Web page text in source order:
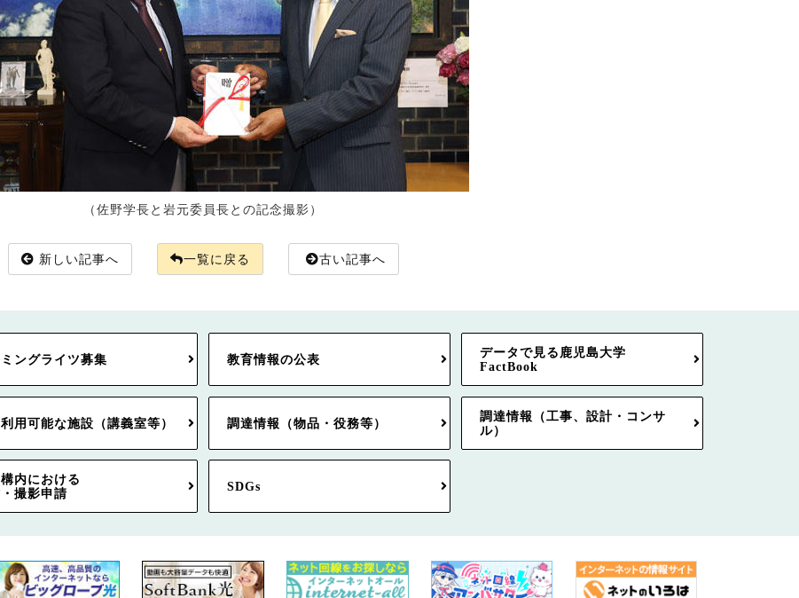
（佐野学長と岩元委員長との記念撮影）
新しい記事へ 一覧に戻る 古い記事へ
ングライツ募集 教育情報の公表
データで見る鹿児島大学
FactBook
用可能な施設（講義室等） 調達情報（物品・役務等）
調達情報（工事、設計・コンサ
ル）
内における
撮影申請
SDGs